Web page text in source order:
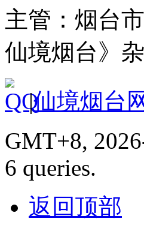
主管：烟台
仙境烟台》
|仙境烟台
GMT+8,
6 queries.
返回顶部